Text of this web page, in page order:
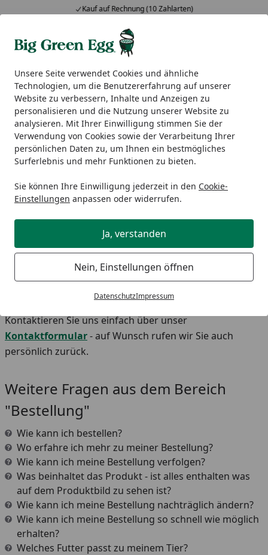
Unsere Seite verwendet Cookies und ähnliche
Technologien, um die Benutzererfahrung auf unserer
Website zu verbessern, Inhalte und Anzeigen zu
personalisieren und die Nutzung unserer Website zu
analysieren. Mit Ihrer Einwilligung stimmen Sie der
Verwendung von Cookies sowie der Verarbeitung Ihrer
persönlichen Daten zu, um Ihnen ein bestmögliches
Surferlebnis und mehr Funktionen zu bieten.
Sie können Ihre Einwilligung jederzeit in den Cookie-
Einstellungen anpassen oder widerrufen.
Ja, verstanden
Nein, Einstellungen öffnen
DatenschutzImpressum
Kauf auf Rechnung (10 Zahlarten)
Alle Produkte
Mein Konto
Suchen
Startseite
Hilfe bei der Bestellung
Wo bekomme ich Hilfe bei der
Bestellung?
Etwas hakt und Sie kommen nicht weiter?
Kein Problem - wenden Sie sich einfach an unseren
freundlichen Kundenservice. Unsere Fachberater helfen
Unser persönlicher Kundenservice
Sie haben dennoch Fragen zu Ihrer Bestellung?
Kontaktieren Sie uns einfach über unser
Kontaktformular- auf Wunsch rufen wir Sie auch
persönlich zurück.
Weitere Fragen aus dem Bereich
"Bestellung"
Wie kann ich bestellen?
Wo erfahre ich mehr zu meiner Bestellung?
Wie kann ich meine Bestellung verfolgen?
Was beinhaltet das Produkt - ist alles enthalten was
auf dem Produktbild zu sehen ist?
Wie kann ich meine Bestellung nachträglich ändern?
Wie kann ich meine Bestellung so schnell wie möglich
erhalten?
Welches Futter passt zu meinem Tier?